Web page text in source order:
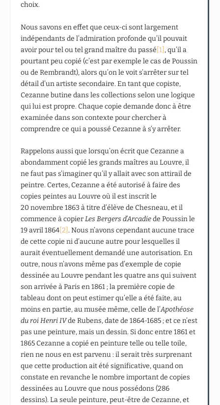
choix.
Nous savons en effet que ceux-ci sont largement
indépendants de l’admiration profonde qu’il pouvait
avoir pour tel ou tel grand maître du passé [1] , qu’il a
pourtant peu copié (c’est par exemple le cas de Poussin
ou de Rembrandt), alors qu’on le voit s’arrêter sur tel
détail d’un artiste secondaire. En tant que copiste,
Cezanne butine dans les collections selon une logique
qui lui est propre. Chaque copie demande donc à être
examinée dans son contexte pour chercher à
comprendre ce qui a poussé Cezanne à s’y arrêter.
Rappelons aussi que lorsqu’on écrit que Cezanne a
abondamment copié les grands maîtres au Louvre, il
ne faut pas s’imaginer qu’il y allait avec son attirail de
peintre. Certes, Cezanne a été autorisé à faire des
copies peintes au Louvre où il est inscrit le
20 novembre 1863 à titre d’élève de Chesneau, et il
commence à copierLes Bergers d’Arcadiede Poussin le
19 avril 1864 [2]. Nous n’avons cependant aucune trace
de cette copie ni d’aucune autre pour lesquelles il
aurait éventuellement demandé une autorisation. En
outre, nous n’avons même pas d’exemple de copie
dessinée au Louvre pendant les quatre ans qui suivent
son arrivée à Paris en 1861 ; la première copie de
tableau dont on peut estimer qu’elle a été faite, au
moins en partie, au musée même, celle de l’Apothéose
du roi Henri IVde Rubens, date de 1864-1685 ; et ce n’est
pas une peinture, mais un dessin. Si donc entre 1861 et
1865 Cezanne a copié en peinture telle ou telle toile,
rien ne nous en est parvenu : il serait très surprenant
que cette production ait été significative, quand on
constate en revanche le nombre important de copies
dessinées au Louvre que nous possédons (286
dessins). La seule peinture, peut-être de Cezanne, et